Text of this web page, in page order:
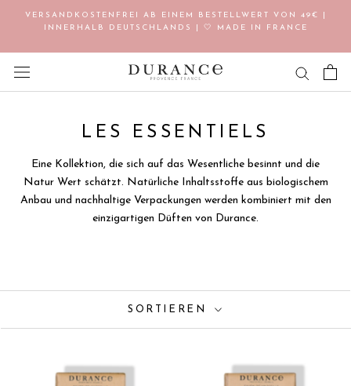
VERSANDKOSTENFREI AB EINEM BESTELLWERT VON 49€ |
INNERHALB DEUTSCHLANDS | 🤍 MADE IN FRANCE
LES ESSENTIELS
Eine Kollektion, die sich auf das Wesentliche besinnt und die
Natur Wert schätzt. Natürliche Inhaltsstoffe aus biologischem
Anbau und nachhaltige Verpackungen werden kombiniert mit den
einzigartigen Düften von Durance.
SORTIEREN